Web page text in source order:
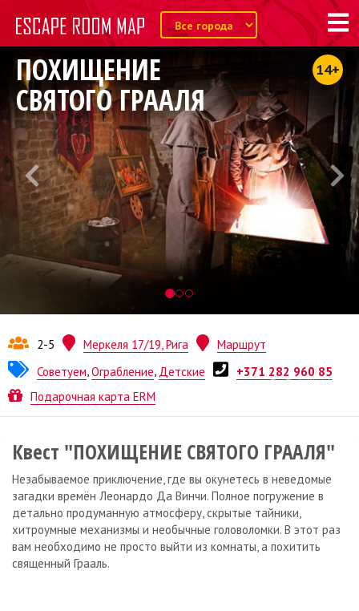
ПОХИЩЕНИЕ
СВЯТОГО ГРААЛЯ
14+
2-5 Меркеля 17/19, Рига
Маршрут
Советуем,Ограбление, Детские
+371 282 960 85
Подарочная карта ERM
Квест от
Квест "ПОХИЩЕНИЕ СВЯТОГО ГРААЛЯ"
Незабываемое приключение, где вы окунетесь в неведомые
загадки времён Леонардо Да Винчи. Полное погружение в
детально продуманную атмосферу, скрытые тайники,
хитроумные механизмы и необычные головоломки. В этот раз
вам необходимо не просто выйти из комнаты, а похитить
священный Грааль.